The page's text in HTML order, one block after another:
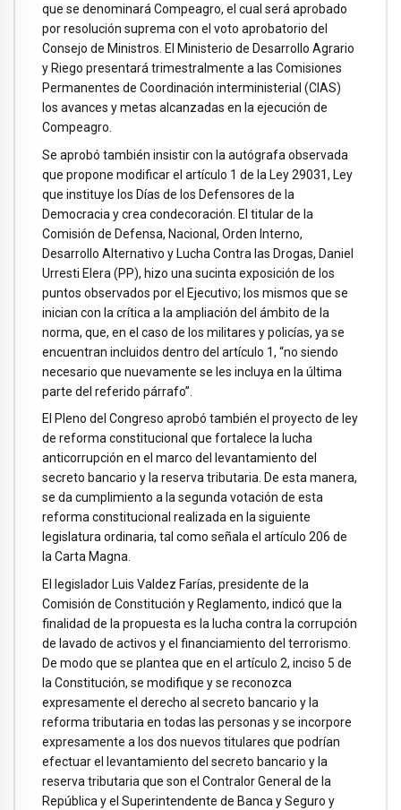
que se denominará Compeagro, el cual será aprobado
por resolución suprema con el voto aprobatorio del
Consejo de Ministros. El Ministerio de Desarrollo Agrario
y Riego presentará trimestralmente a las Comisiones
Permanentes de Coordinación interministerial (CIAS)
los avances y metas alcanzadas en la ejecución de
Compeagro.
Se aprobó también insistir con la autógrafa observada
que propone modificar el artículo 1 de la Ley 29031, Ley
que instituye los Días de los Defensores de la
Democracia y crea condecoración. El titular de la
Comisión de Defensa, Nacional, Orden Interno,
Desarrollo Alternativo y Lucha Contra las Drogas, Daniel
Urresti Elera (PP), hizo una sucinta exposición de los
puntos observados por el Ejecutivo; los mismos que se
inician con la crítica a la ampliación del ámbito de la
norma, que, en el caso de los militares y policías, ya se
encuentran incluidos dentro del artículo 1, “no siendo
necesario que nuevamente se les incluya en la última
parte del referido párrafo”.
El Pleno del Congreso aprobó también el proyecto de ley
de reforma constitucional que fortalece la lucha
anticorrupción en el marco del levantamiento del
secreto bancario y la reserva tributaria. De esta manera,
se da cumplimiento a la segunda votación de esta
reforma constitucional realizada en la siguiente
legislatura ordinaria, tal como señala el artículo 206 de
la Carta Magna.
El legislador Luis Valdez Farías, presidente de la
Comisión de Constitución y Reglamento, indicó que la
finalidad de la propuesta es la lucha contra la corrupción
de lavado de activos y el financiamiento del terrorismo.
De modo que se plantea que en el artículo 2, inciso 5 de
la Constitución, se modifique y se reconozca
expresamente el derecho al secreto bancario y la
reforma tributaria en todas las personas y se incorpore
expresamente a los dos nuevos titulares que podrían
efectuar el levantamiento del secreto bancario y la
reserva tributaria que son el Contralor General de la
República y el Superintendente de Banca y Seguro y